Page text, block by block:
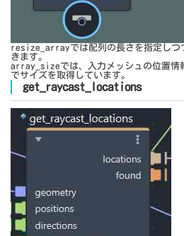
resize_arrayでは配列の長さを指定しつ
きます。
array_sizeでは、入力メッシュの位置情
でサイズを取得しています。
get_raycast_locations